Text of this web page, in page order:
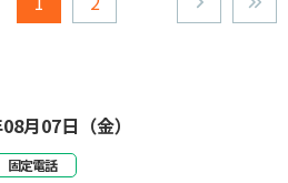
月07日（金）
固定電話